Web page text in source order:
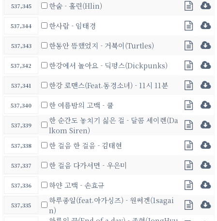
537,345 한숨 - 홀린(Hlin)
537,344 한사람 - 임태경
537,343 한동안 뜸했었지 - 거북이(Turtles)
537,342 한강에서 놀아요 - 딕펑스(Dickpunks)
537,341 한강 로맨스(Feat.동경소녀) - 11시 11분
537,340 한 여름밤의 고백 - 쿨
537,339
한 순간도 놓치기 싫은 걸 - 달콤 세이렌(Da
lkom Siren)
537,338 한 걸음 한 걸음 - 김태현
537,337 한 걸음 다가서면 - 우은미
537,336 하얀 고백 - 손효규
537,335
하루종일(feat.아가싱즈) - 원써겐(1sagai
n)